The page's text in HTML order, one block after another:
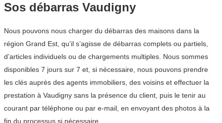
Sos débarras Vaudigny
Nous pouvons nous charger du débarras des maisons dans la
région Grand Est, qu’il s’agisse de débarras complets ou partiels,
d’articles individuels ou de chargements multiples. Nous sommes
disponibles 7 jours sur 7 et, si nécessaire, nous pouvons prendre
les clés auprès des agents immobiliers, des voisins et effectuer la
prestation à Vaudigny sans la présence du client, puis le tenir au
courant par téléphone ou par e-mail, en envoyant des photos à la
fin du processus si nécessaire.